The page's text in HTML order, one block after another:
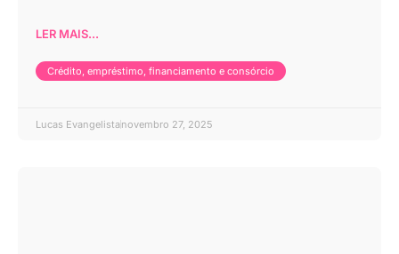
LER MAIS...
Crédito, empréstimo, financiamento e consórcio
Lucas Evangelistanovembro 27, 2025